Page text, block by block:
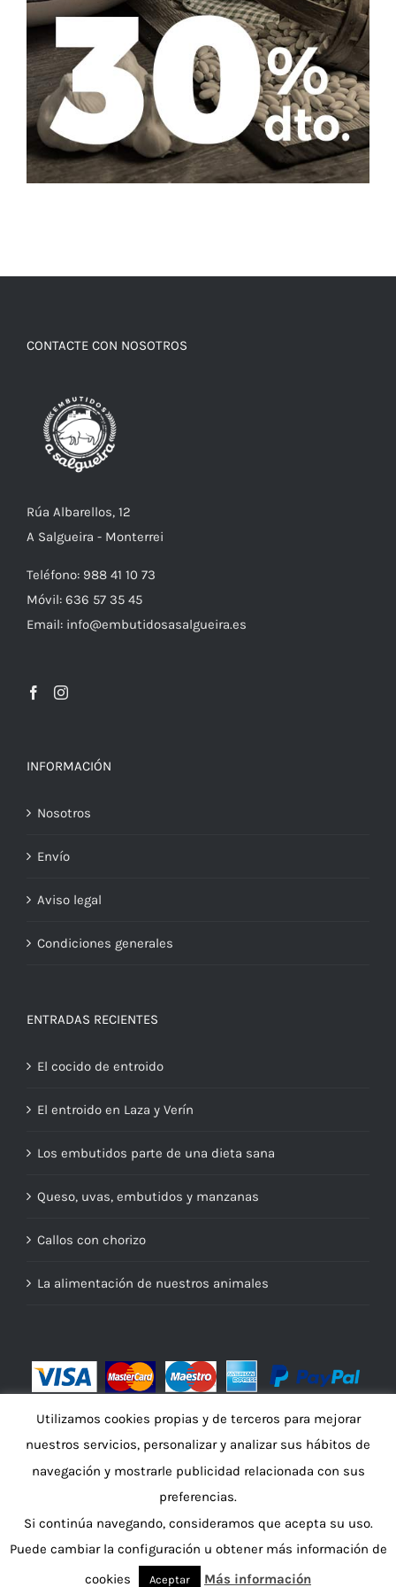
CONTACTE CON NOSOTROS
Rúa Albarellos, 12
A Salgueira - Monterrei
Teléfono: 988 41 10 73
Móvil: 636 57 35 45
Email: info@embutidosasalgueira.es
INFORMACIÓN
Nosotros
Envío
Aviso legal
Condiciones generales
ENTRADAS RECIENTES
El cocido de entroido
El entroido en Laza y Verín
Los embutidos parte de una dieta sana
Queso, uvas, embutidos y manzanas
Callos con chorizo
La alimentación de nuestros animales
© Copyright 2016 -2026 | Embutidos A Salgueira pornacher
| Todos los derechos reservados
Utilizamos cookies propias y de terceros para mejorar
nuestros servicios, personalizar y analizar sus hábitos de
navegación y mostrarle publicidad relacionada con sus
preferencias.
Si continúa navegando, consideramos que acepta su uso.
Puede cambiar la configuración u obtener más información de
cookies
Aceptar Más información